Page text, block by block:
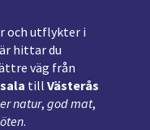
och utflykter i
hittar du
väg från
till Västerås
natur, god mat,
.